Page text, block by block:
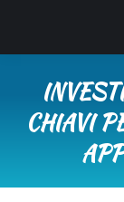
CHIAVI